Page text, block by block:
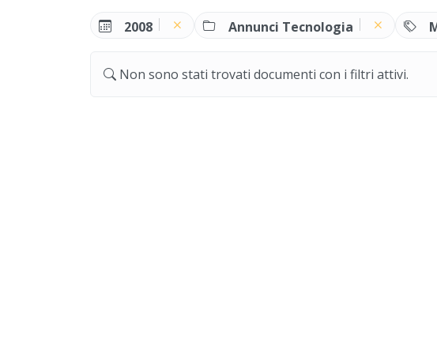
2008 Annunci Tecnologia
Non sono stati trovati documenti con i filtri attivi.